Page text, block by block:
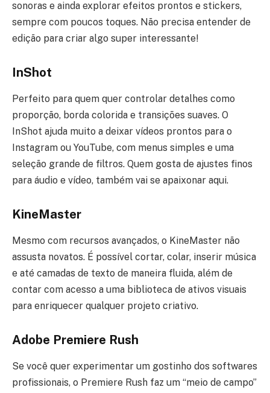
sonoras e ainda explorar efeitos prontos e stickers,
sempre com poucos toques. Não precisa entender de
edição para criar algo super interessante!
InShot
Perfeito para quem quer controlar detalhes como
proporção, borda colorida e transições suaves. O
InShot ajuda muito a deixar vídeos prontos para o
Instagram ou YouTube, com menus simples e uma
seleção grande de filtros. Quem gosta de ajustes finos
para áudio e vídeo, também vai se apaixonar aqui.
KineMaster
Mesmo com recursos avançados, o KineMaster não
assusta novatos. É possível cortar, colar, inserir música
e até camadas de texto de maneira fluida, além de
contar com acesso a uma biblioteca de ativos visuais
para enriquecer qualquer projeto criativo.
Adobe Premiere Rush
Se você quer experimentar um gostinho dos softwares
profissionais, o Premiere Rush faz um “meio de campo”